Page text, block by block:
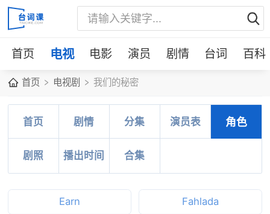
首页 电视 电影 演员 剧情 台词 百科
首页 电视剧 我们的秘密
首页 剧情 分集 演员表 角色
剧照 播出时间 合集
Earn Fahlada